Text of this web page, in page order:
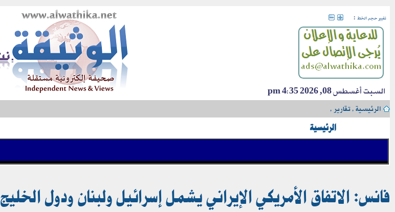
تغيير حجم الخط :
السبت أغسطس 08, 2026 4:35 pm
الرئيسية›تقارير›
الرئيسية
فانس: الاتفاق الأمريكي الإيراني يشمل إسرائيل ولبنان ودول الخليج